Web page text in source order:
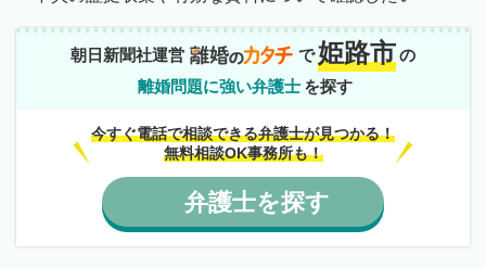
朝日新聞社運営 で姫路市の
離婚問題に強い弁護士 を探す
今すぐ電話で相談できる弁護士が見つかる！
無料相談OK事務所も！
弁護士を探す